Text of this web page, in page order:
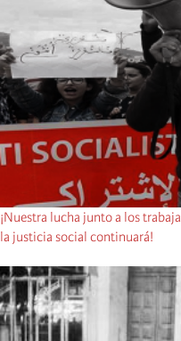
¡Nuestra lucha junto a los
la justicia social continuará!